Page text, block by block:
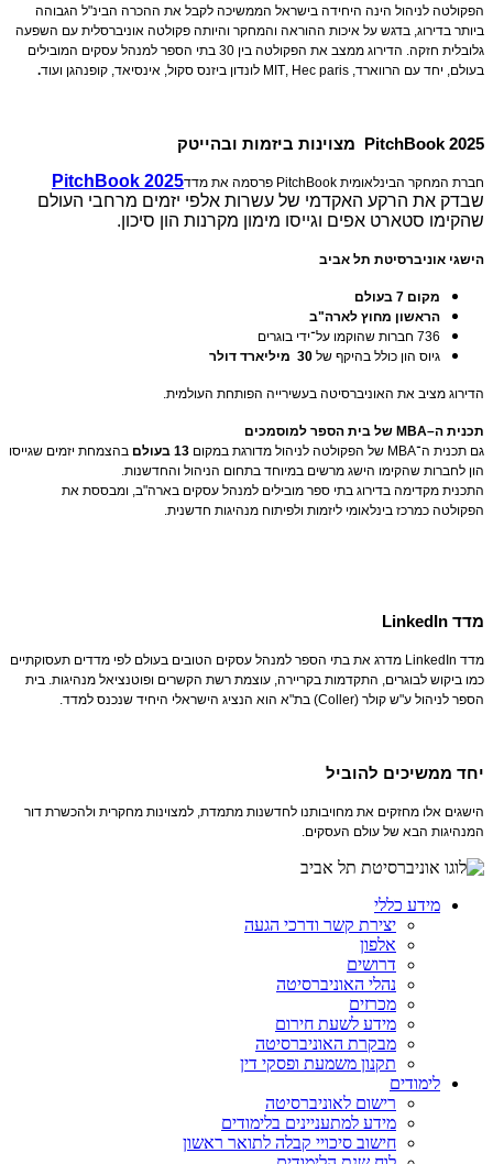
הפקולטה לניהול הינה היחידה בישראל הממשיכה לקבל את ההכרה הבינ"ל הגבוהה
ביותר בדירוג, בדגש על איכות ההוראה והמחקר והיותה פקולטה אוניברסלית עם השפעה
גלובלית חזקה. הדירוג ממצב את הפקולטה בין 30 בתי הספר למנהל עסקים המובילים
בעולם, יחד עם הרווארד,
MIT Hec paris לונדון ביזנס סקול, אינסיאד, קופנהגן ועוד.
PitchBook 2025 מצוינות ביזמות ובהייטק
חברת המחקר הבינלאומית פרסמה את מדדPitchBook 2025
שבדק את הרקע האקדמי של עשרות אלפי יזמים מרחבי העולם
שהקימו סטארט אפים וגייסו מימון מקרנות הון סיכון.
הישגי אוניברסיטת תל אביב
מקום 7 בעולם
הראשון מחוץ לארה"ב
736 חברות שהוקמו על־ידי בוגרים
גיוס הון כולל בהיקף של 30 מיליארד דולר
הדירוג מציב את האוניברסיטה בעשירייה הפותחת העולמית.
תכנית ה–MBA
של בית הספר למוסמכים
גם תכנית ה־MBA של הפקולטה לניהול מדורגת במקום 13 בעולם בהצמחת יזמים שגייסו
הון לחברות שהקימו הישג מרשים במיוחד בתחום הניהול והחדשנות
התכנית מקדימה בדירוג בתי ספר מובילים למנהל עסקים בארה"ב, ומבססת את
הפקולטה כמרכז בינלאומי ליזמות ולפיתוח מנהיגות חדשנית
מדד LinkedIn
מדד LinkedIn מדרג את בתי הספר למנהל עסקים הטובים בעולם לפי מדדים תעסוקתיים
כמו ביקוש לבוגרים, התקדמות בקריירה, עוצמת רשת הקשרים ופוטנציאל מנהיגות. בית
הספר לניהול ע"ש קולר (Coller) בת"א הוא הנציג הישראלי היחיד שנכנס למדד.
יחד ממשיכים להוביל
הישגים אלו מחזקים את מחויבותנו לחדשנות מתמדת, למצוינות מחקרית ולהכשרת דור
המנהיגות הבא של עולם העסקים
מידע כללי
יצירת קשר ודרכי הגעה
אלפון
דרושים
נהלי האוניברסיטה
מכרזים
מידע לשעת חירום
מבקרת האוניברסיטה
תקנון משמעת ופסקי דין
לימודים
רישום לאוניברסיטה
מידע למתעניינים בלימודים
חישוב סיכויי קבלה לתואר ראשון